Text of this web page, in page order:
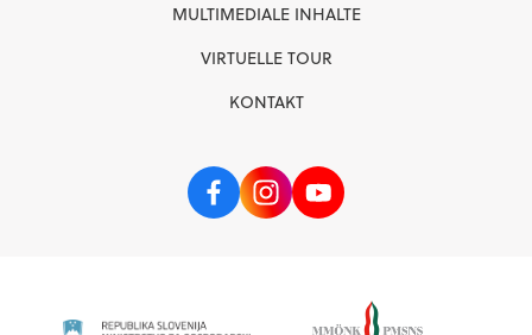
MULTIMEDIALE INHALTE
VIRTUELLE TOUR
KONTAKT